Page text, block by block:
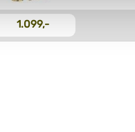
ved at klikkeher
1.099,-